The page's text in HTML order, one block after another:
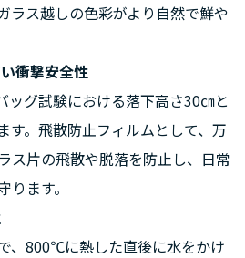
ラス越しの色彩がより自然で鮮や
衝撃安全性
ッグ試験における落下高さ30㎝と
す。飛散防止フィルムとして、万
ス片の飛散や脱落を防止し、日常
ます。
、800℃に熱した直後に水をかけ